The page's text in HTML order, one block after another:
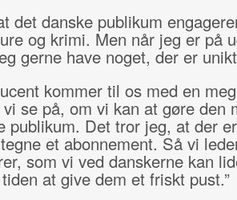
det danske publikum
og krimi. Men når jeg er på
gerne have noget, der er
kommer til os med en
se på, om vi kan at gøre den
publikum. Det tror jeg, at der
et abonnement. Så vi
som vi ved danskerne kan
at give dem et friskt pust.”